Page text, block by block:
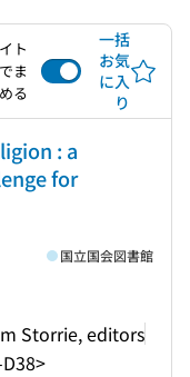
ト
ま
る
一括
お気
に入
り
: a
for
Storrie, editors
国立国会図書館